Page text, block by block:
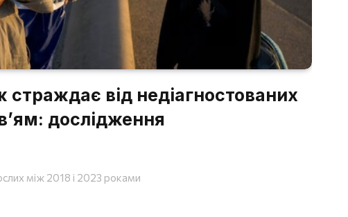
від недіагностованих
дослідження
між 2018 і 2023 роками